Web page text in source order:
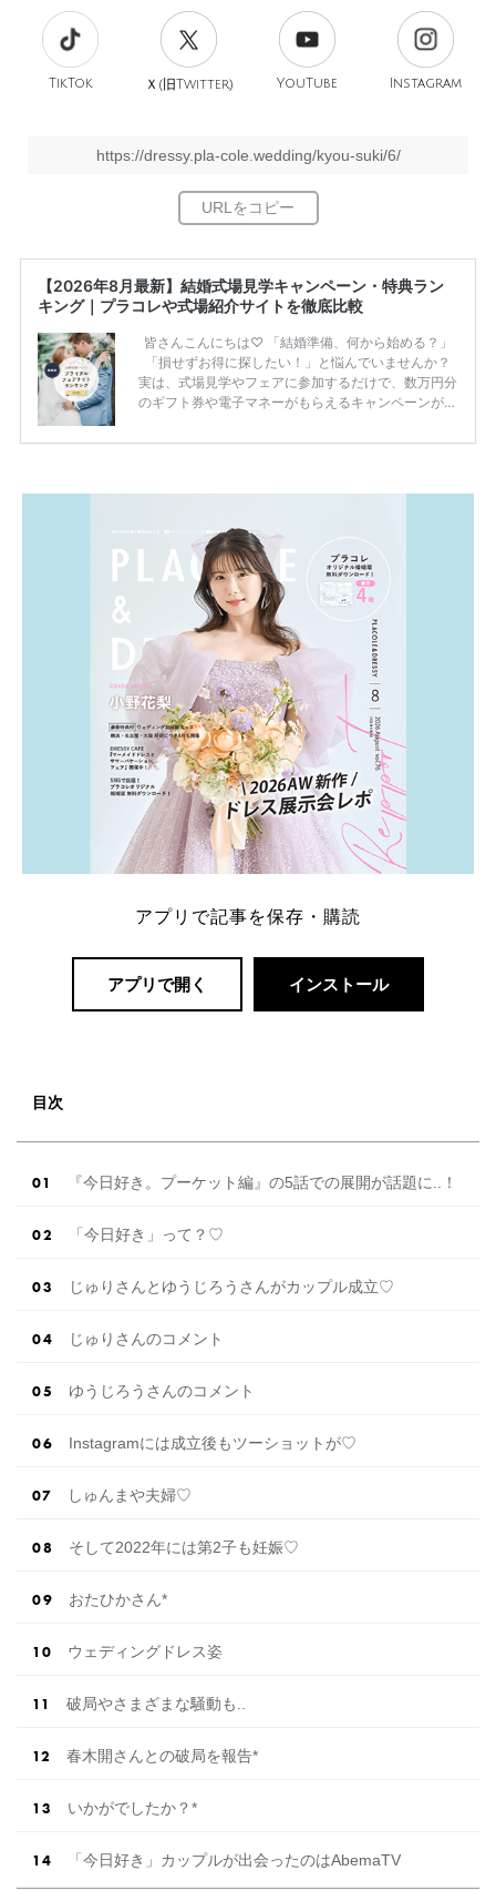
TikTok Ｘ(旧Twitter) YouTube Instagram
https://dressy.pla-cole.wedding/kyou-suki/6/
【2026年8月最新】結婚式場見学キャンペーン・特典ラン
キング｜プラコレや式場紹介サイトを徹底比較
皆さんこんにちは♡ 「結婚準備、何から始める？」
「損せずお得に探したい！」と悩んでいませんか？
実は、式場見学やフェアに参加するだけで、数万円分
のギフト券や電子マネーがもらえるキャンペーンがあ
ため、比較せずに選ぶと損をしてしまうことも……。
一番お得？」「プラコレの特典は？」といった疑問も
解決します。 まずは診断で候補を絞れる「ウェディ
ング診断」か、体験型 […]続きを読む
アプリで記事を保存・購読
アプリで開く インストール
目次
『今日好き。プーケット編』の5話での展開が話題に..！
「今日好き」って？♡
じゅりさんとゆうじろうさんがカップル成立♡
じゅりさんのコメント
ゆうじろうさんのコメント
Instagramには成立後もツーショットが♡
しゅんまや夫婦♡
そして2022年には第2子も妊娠♡
おたひかさん*
ウェディングドレス姿
破局やさまざまな騒動も..
春木開さんとの破局を報告*
いかがでしたか？*
「今日好き」カップルが出会ったのはAbemaTV